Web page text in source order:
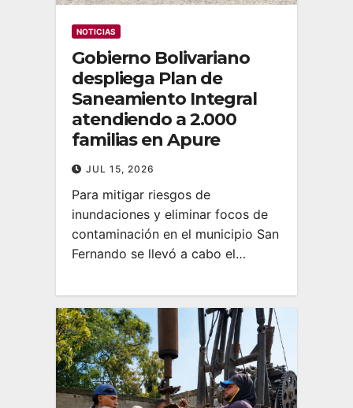
NOTICIAS
Gobierno Bolivariano
despliega Plan de
Saneamiento Integral
atendiendo a 2.000
familias en Apure
JUL 15, 2026
Para mitigar riesgos de
inundaciones y eliminar focos de
contaminación en el municipio San
Fernando se llevó a cabo el…